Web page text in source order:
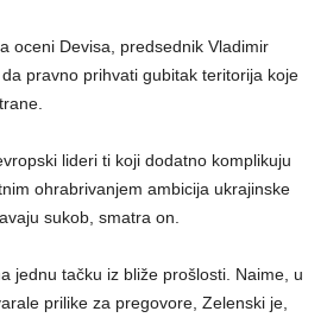
oceni Devisa, predsednik Vladimir
pravno prihvati gubitak teritorija koje
lideri ti koji dodatno komplikuju
ohrabrivanjem ambicija ukrajinske
sukob, smatra on.
jednu tačku iz bliže prošlosti. Naime, u
prilike za pregovore, Zelenski je,